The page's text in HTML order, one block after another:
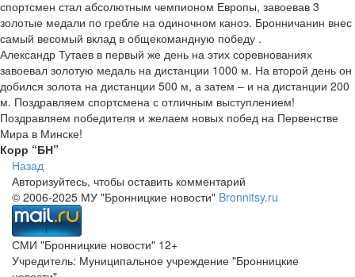
спортсмен стал абсолютным чемпионом Европы, завоевав 3
золотые медали по гребле на одиночном каноэ. Бронничанин внес
самый весомый вклад в общекомандную победу .
Александр Тутаев в первый же день на этих соревнованиях
завоевал золотую медаль на дистанции 1000 м. На второй день он
добился золота на дистанции 500 м, а затем – и на дистанции 200
м. Поздравляем спортсмена с отличным выступлением!
Поздравляем победителя и желаем новых побед на Первенстве
Мира в Минске!
Корр “БН”
Назад
Авторизуйтесь, чтобы оставить комментарий
© 2006-2025 МУ "Бронницкие новости" Bronnitsy.ru
СМИ "Бронницкие новости" 12+
Учредитель: Муниципальное учреждение "Бронницкие